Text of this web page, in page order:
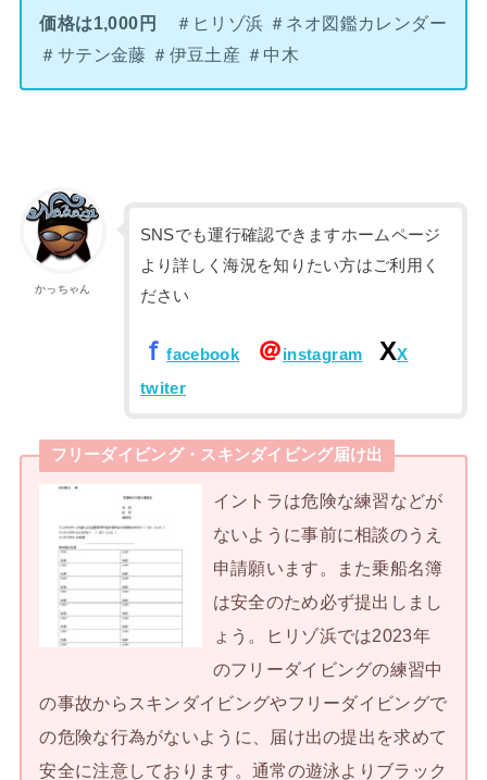
価格は1,000円
＃ヒリゾ浜 ＃ネオ図鑑カレンダー
＃サテン金藤 ＃伊豆土産 ＃中木
かっちゃん
SNSでも運行確認できますホームページ
より詳しく海況を知りたい方はご利用く
ださい
ｆfacebook ＠instagram XX
twiter
フリーダイビング・スキンダイビング届け出
イントラは危険な練習などが
ないように事前に相談のうえ
申請願います。また乗船名簿
は安全のため必ず提出しまし
ょう。ヒリゾ浜では2023年
のフリーダイビングの練習中
の事故からスキンダイビングやフリーダイビングで
の危険な行為がないように、届け出の提出を求めて
安全に注意しております。通常の遊泳よりブラック